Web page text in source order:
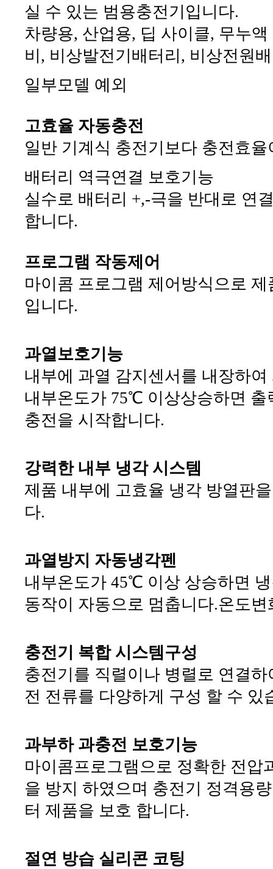
실 수 있는 범용충전기입니다.
차량용, 산업용, 딥 사이클, 무누
비, 비상발전기배터리, 비상전원
일부모델 예외
고효율 자동충전
일반 기계식 충전기보다 충전효
배터리 역극연결 보호기능
실수로 배터리 +,-극을 반대로 연
합니다.
프로그램 작동제어
마이콤 프로그램 제어방식으로
입니다.
과열보호기능
내부에 과열 감지센서를 내장하
내부온도가 75℃ 이상상승하면
충전을 시작합니다.
강력한 내부 냉각 시스템
제품 내부에 고효율 냉각 방열판
다.
과열방지 자동냉각펜
내부온도가 45℃ 이상 상승하면
동작이 자동으로 멈춥니다.온도
충전기 복합 시스템구성
충전기를 직렬이나 병렬로 연결
전 전류를 다양하게 구성 할 수 있
과부하 과충전 보호기능
마이콤프로그램으로 정확한 전압
을 방지 하였으며 충전기 정격용
터 제품을 보호 합니다.
절연 방습 실리콘 코팅